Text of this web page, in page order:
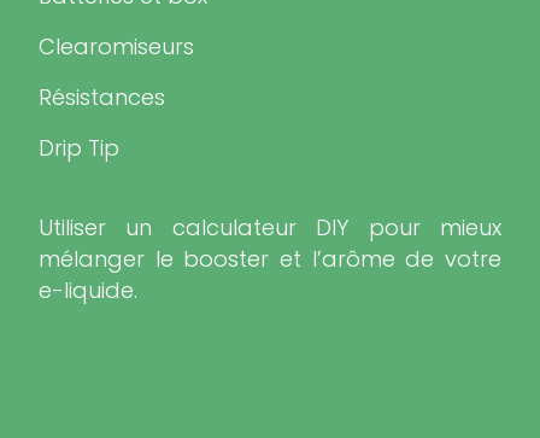
Clearomiseurs
Résistances
Drip Tip
Utiliser un calculateur DIY pour mieux
mélanger le booster et l’arôme de votre
e-liquide.